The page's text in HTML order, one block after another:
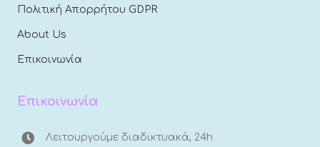
Πολιτική Απορρήτου GDPR
About Us
Επικοινωνία
Επικοινωνία
Λειτουργούμε διαδικτυακά, 24h